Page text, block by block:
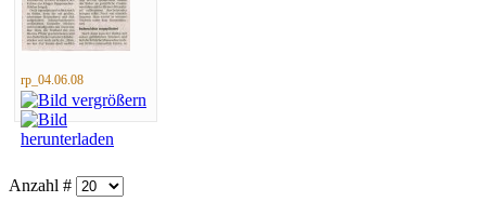
rp_04.06.08
Anzahl #